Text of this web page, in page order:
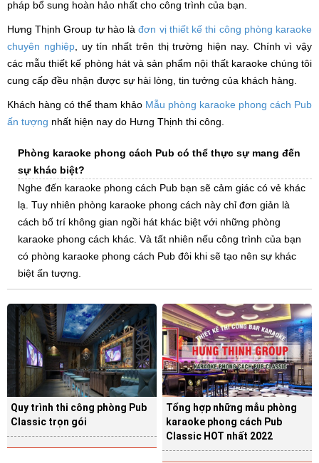
pháp bổ sung hoàn hảo nhất cho công trình của bạn.
Hưng Thịnh Group tự hào làđơn vị thiết kế thi công phòng karaoke
chuyên nghiệp, uy tín nhất trên thị trường hiện nay. Chính vì vậy
các mẫu thiết kế phòng hát và sản phẩm nội thất karaoke chúng tôi
cung cấp đều nhận được sự hài lòng, tin tưởng của khách hàng.
Khách hàng có thể tham khảo Mẫu phòng karaoke phong cách Pub
ấn tượng nhất hiện nay do Hưng Thịnh thi công.
Phòng karaoke phong cách Pub có thể thực sự mang đến
sự khác biệt?
Nghe đến karaoke phong cách Pub bạn sẽ cảm giác có vẻ khác
lạ. Tuy nhiên phòng karaoke phong cách này chỉ đơn giản là
cách bố trí không gian ngồi hát khác biệt với những phòng
karaoke phong cách khác. Và tất nhiên nếu công trình của bạn
có phòng karaoke phong cách Pub đôi khi sẽ tạo nên sự khác
biệt ấn tượng.
Quy trình thi công phòng Pub
Classic trọn gói
Tổng hợp những mẫu phòng
karaoke phong cách Pub
Classic HOT nhất 2022